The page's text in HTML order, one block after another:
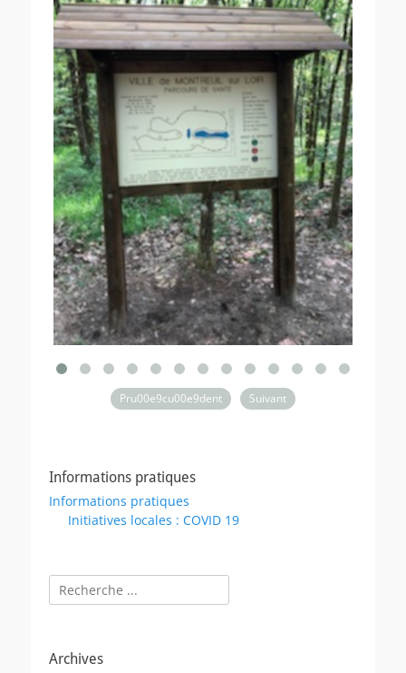
Pru00e9cu00e9dent Suivant
Informations pratiques
Informations pratiques
Initiatives locales : COVID 19
Rechercher :
Archives